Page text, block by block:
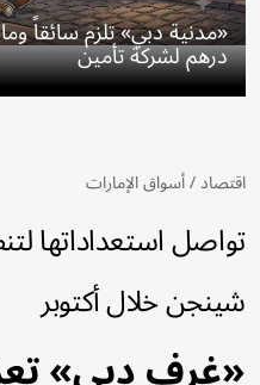
درهم لشركة تأمين
اقتصاد/أسواق الإمارات
تواصل استعداداتها
شينجن خلال أكتوبر